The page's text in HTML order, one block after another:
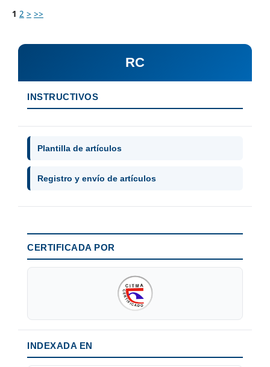
1 2 > >>
RC
INSTRUCTIVOS
Plantilla de artículos
Registro y envío de artículos
CERTIFICADA POR
INDEXADA EN